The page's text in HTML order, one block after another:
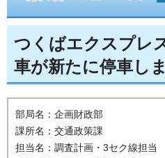
つくばエクスプレ
車が新たに停車し
部局名：企画財政部
課所名：交通政策課
担当名：調査計画・3セク線担当